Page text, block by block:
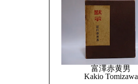
富澤赤黄男
Kakio Tomizawa